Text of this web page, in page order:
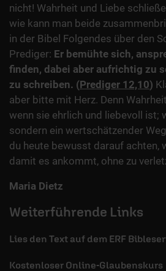
nicht! Wahrheit und Liebe
wie kann man beide
in der Bibel Folgendes über den
Prediger: Er bemühte sich,
finden, dabei aber aufrichtig zu
zu schreiben. (Prediger 12,10)
aber bitte mit Herz. Denn
wenn sie ehrlich und liebevoll ist;
sondern ein wertschätzender
du heute bewusst darauf achten,
damit es ankommt, ohne zu
Maria Dietz
Weiterführende Links
Lies den Text auf dem ERF
Kostenloser Online-Glaubenskurs